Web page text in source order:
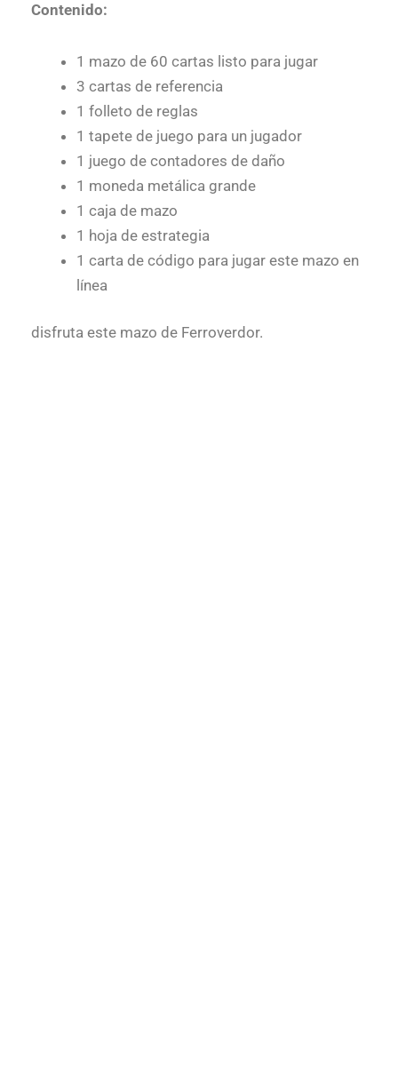
Contenido:
1 mazo de 60 cartas listo para jugar
3 cartas de referencia
1 folleto de reglas
1 tapete de juego para un jugador
1 juego de contadores de daño
1 moneda metálica grande
1 caja de mazo
1 hoja de estrategia
1 carta de código para jugar este mazo en
línea
disfruta este mazo de Ferroverdor.